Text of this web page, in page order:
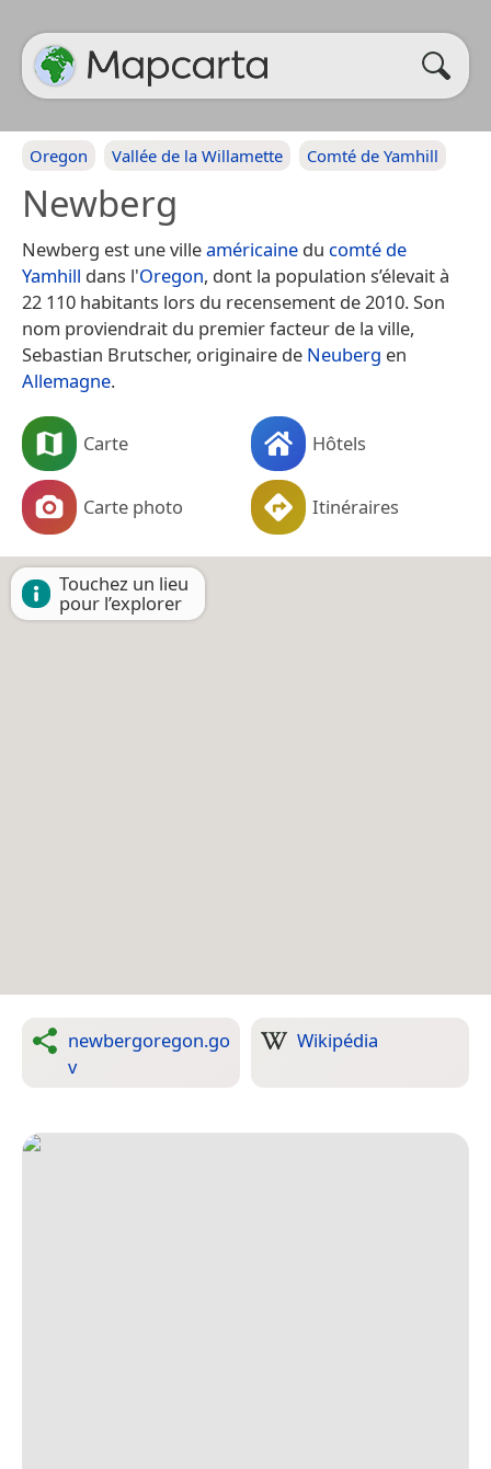
Oregon Vallée de la Willamette Comté de Yamhill
Newberg
Newberg est une villeaméricaine du comté de
Yamhill dans l'Oregon, dont la population s’élevait à
22 110 habitants lors du recensement de 2010. Son
nom proviendrait du premier facteur de la ville,
Sebastian Brutscher, originaire de Neuberg en
Allemagne.
Carte Hôtels
Carte photo Itinéraires
Touchez un lieu
pour l’explorer
newbergoregon.go
v
Wikipédia